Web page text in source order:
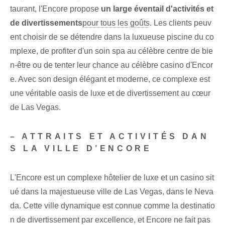
taurant, l'Encore propose un large éventail d'activités et
de divertissementspour tous les goûts. Les clients peuv
ent choisir de se détendre dans la luxueuse piscine du co
mplexe, de profiter d'un soin spa au célèbre centre de bie
n-être ou de tenter leur chance au célèbre casino d'Encor
e. Avec son design élégant et moderne, ce complexe est
une véritable oasis de luxe et de divertissement au cœur
de Las Vegas.
– ATTRAITS ET ACTIVITÉS DAN
S LA VILLE D’ENCORE
L'Encore est un complexe hôtelier de luxe et un casino sit
ué dans la majestueuse ville de Las Vegas, dans le Neva
da. Cette ville dynamique est connue comme la destinatio
n de divertissement par excellence, et Encore ne fait pas